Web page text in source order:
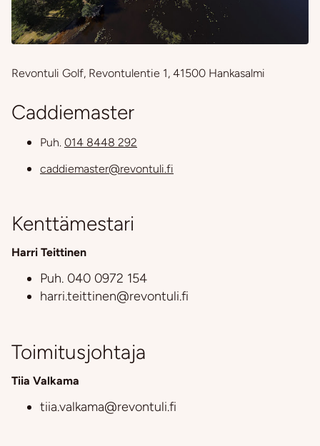
Revontuli Golf, Revontulentie 1, 41500 Hankasalmi
Caddiemaster
Puh. 014 8448 292
caddiemaster@revontuli.fi
Kenttämestari
Harri Teittinen
Puh. 040 0972 154
harri.teittinen@revontuli.fi
Toimitusjohtaja
Tiia Valkama​​​​​​​
tiia.valkama@revontuli.fi